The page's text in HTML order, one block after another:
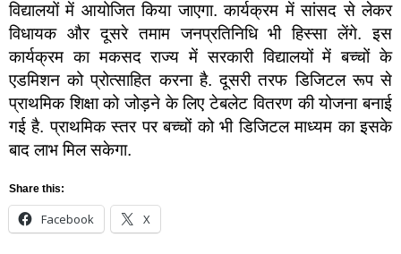
विद्यालयों में आयोजित किया जाएगा. कार्यक्रम में सांसद से लेकर
विधायक और दूसरे तमाम जनप्रतिनिधि भी हिस्सा लेंगे. इस
कार्यक्रम का मकसद राज्य में सरकारी विद्यालयों में बच्चों के
एडमिशन को प्रोत्साहित करना है. दूसरी तरफ डिजिटल रूप से
प्राथमिक शिक्षा को जोड़ने के लिए टेबलेट वितरण की योजना बनाई
गई है. प्राथमिक स्तर पर बच्चों को भी डिजिटल माध्यम का इसके
बाद लाभ मिल सकेगा.
Share this:
Facebook X